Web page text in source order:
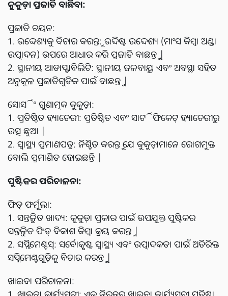
କୁକୁଡ଼ା ପ୍ରଜାତି ବାଛିବା:
ପ୍ରଜାତି ଚୟନ:
1. ଉଦ୍ଦେଶ୍ୟକୁ ବିଚାର କରନ୍ତୁ: ଉଦ୍ଦିଷ୍ଟ ଉଦ୍ଦେଶ୍ୟ (ମାଂସ କିମ୍ବା ଅଣ୍ଡା
ଉତ୍ପାଦନ) ଉପରେ ଆଧାର କରି ପ୍ରଜାତି ବାଛନ୍ତୁ |
2. ସ୍ଥାନୀୟ ଆଡାପ୍ଟାବିଲିଟି: ସ୍ଥାନୀୟ ଜଳବାୟୁ ଏବଂ ଅବସ୍ଥା ସହିତ
ଅନୁକୂଳ ପ୍ରଜାତିଗୁଡିକ ପାଇଁ ବାଛନ୍ତୁ |
ସୋର୍ସିଂ ଗୁଣାତ୍ମକ କୁକୁଡ଼ା:
1. ପ୍ରତିଷ୍ଠିତ ହ୍ୟାଚେରୀ: ପ୍ରତିଷ୍ଠିତ ଏବଂ ସାର୍ଟିଫିକେଟ୍ ହ୍ୟାଚେରୀରୁ
ଉତ୍ସ ଛୁଆ |
2. ସ୍ୱାସ୍ଥ୍ୟ ପ୍ରମାଣପତ୍ର: ନିଶ୍ଚିତ କରନ୍ତୁ ଯେ କୁକୁଡ଼ାମାନେ ରୋଗମୁକ୍ତ
ବୋଲି ପ୍ରମାଣିତ ହୋଇଛନ୍ତି |
ପୁଷ୍ଟିକର ପରିଚାଳନା:
ଫିଡ୍ ଫର୍ମୁଲା:
1. ସନ୍ତୁଳିତ ଖାଦ୍ୟ: କୁକୁଡ଼ା ପ୍ରକାର ପାଇଁ ଉପଯୁକ୍ତ ପୁଷ୍ଟିକର
ସନ୍ତୁଳିତ ଫିଡ୍ ବିକାଶ କିମ୍ବା କ୍ରୟ କରନ୍ତୁ |
2. ସପ୍ଲିମେଣ୍ଟସ୍: ସର୍ବୋତ୍କୃଷ୍ଟ ସ୍ୱାସ୍ଥ୍ୟ ଏବଂ ଉତ୍ପାଦକତା ପାଇଁ ଅତିରିକ୍ତ
ସପ୍ଲିମେଣ୍ଟଗୁଡ଼ିକୁ ବିଚାର କରନ୍ତୁ |
ଖାଇବା ପରିଚାଳନା: